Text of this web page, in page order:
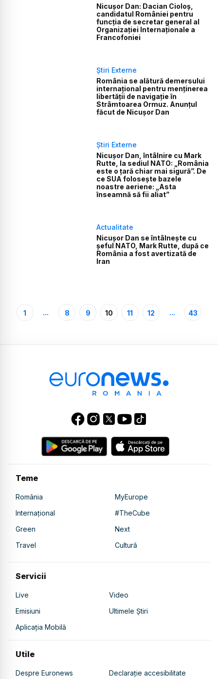
Nicușor Dan: Dacian Cioloș,
candidatul României pentru
funcția de secretar general al
Organizației Internaționale a
Francofoniei
Știri Externe
România se alătură demersului
internațional pentru menținerea
libertății de navigație în
Strâmtoarea Ormuz. Anunțul
făcut de Nicușor Dan
Știri Externe
Nicușor Dan, întâlnire cu Mark
Rutte, la sediul NATO: „România
este o țară chiar mai sigură”. De
ce SUA folosește bazele
noastre aeriene: „Asta
înseamnă să fii aliat”
Actualitate
Nicușor Dan se întâlnește cu
șeful NATO, Mark Rutte, după ce
România a fost avertizată de
Iran
1 ... 8 9 10 11 12 ... 43
Teme
România
MyEurope
Internațional
#TheCube
Green
Next
Travel
Cultură
Servicii
Live
Video
Emisiuni
Ultimele Știri
Aplicația Mobilă
Utile
Despre Euronews Declarație accesibilitate